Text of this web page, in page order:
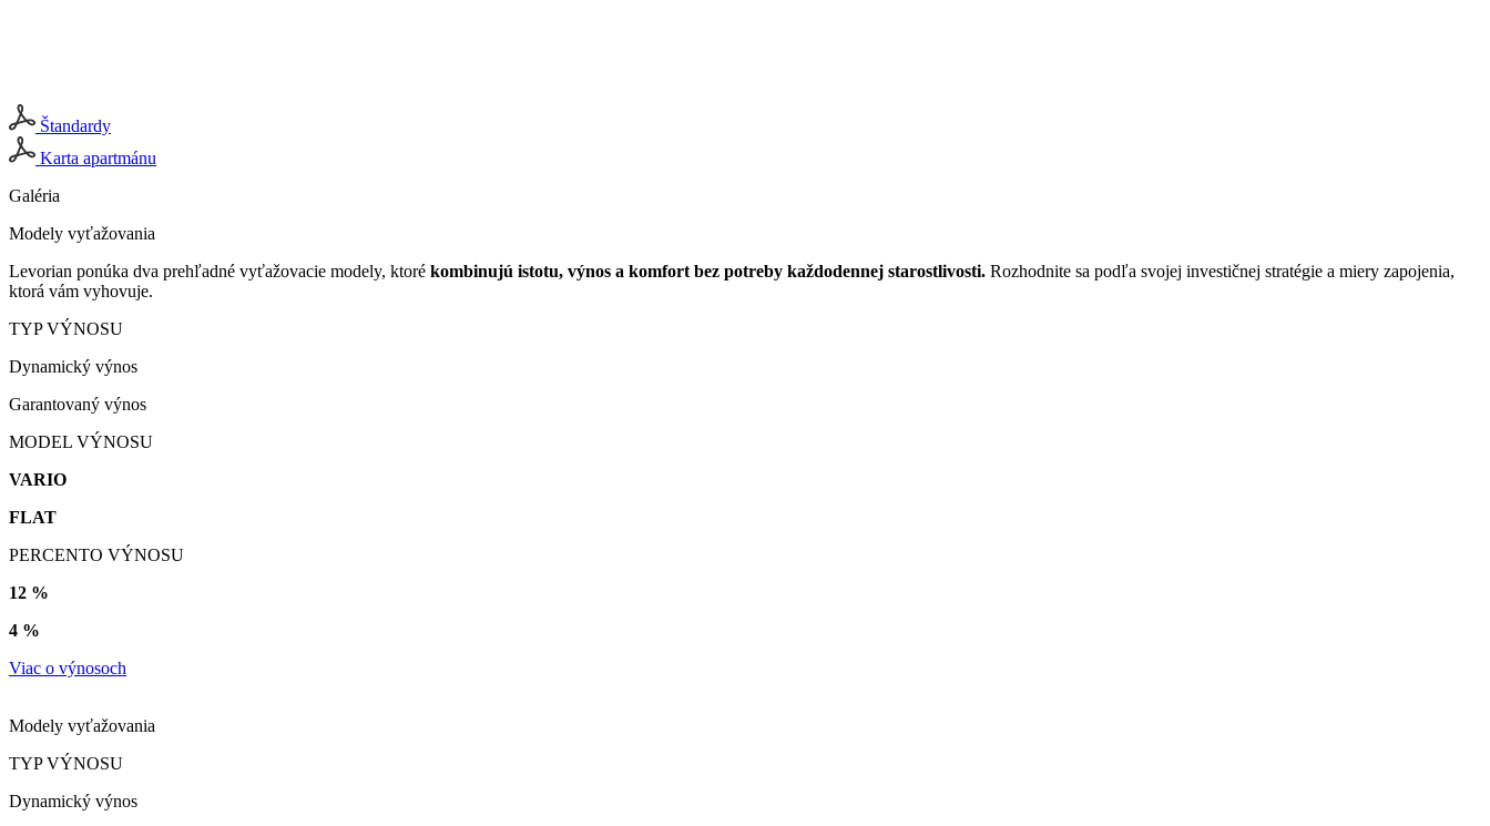
Štandardy
Karta apartmánu
Galéria
Modely vyťažovania
Levorian ponúka dva prehľadné vyťažovacie modely, ktoré kombinujú istotu, výnos a komfort bez potreby každodennej starostlivosti. Rozhodnite sa podľa svojej investičnej stratégie a miery zapojenia,
ktorá vám vyhovuje.
TYP VÝNOSU
Dynamický výnos
Garantovaný výnos
MODEL VÝNOSU
VARIO
FLAT
PERCENTO VÝNOSU
12 %
4 %
Viac o výnosoch
Modely vyťažovania
TYP VÝNOSU
Dynamický výnos